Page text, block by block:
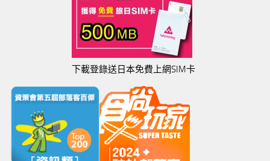
下載登錄送日本免費上網SIM卡